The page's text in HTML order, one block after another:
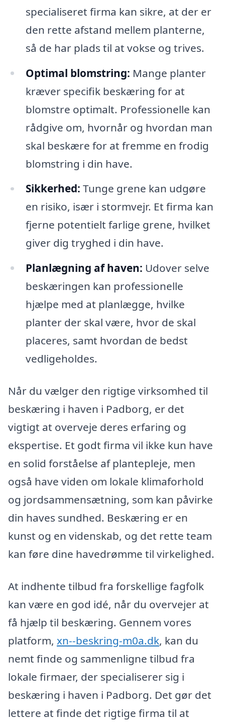
specialiseret firma kan sikre, at der er
den rette afstand mellem planterne,
så de har plads til at vokse og trives.
Optimal blomstring: Mange planter
kræver specifik beskæring for at
blomstre optimalt. Professionelle kan
rådgive om, hvornår og hvordan man
skal beskære for at fremme en frodig
blomstring i din have.
Sikkerhed: Tunge grene kan udgøre
en risiko, især i stormvejr. Et firma kan
fjerne potentielt farlige grene, hvilket
giver dig tryghed i din have.
Planlægning af haven: Udover selve
beskæringen kan professionelle
hjælpe med at planlægge, hvilke
planter der skal være, hvor de skal
placeres, samt hvordan de bedst
vedligeholdes.
Når du vælger den rigtige virksomhed til
beskæring i haven i Padborg, er det
vigtigt at overveje deres erfaring og
ekspertise. Et godt firma vil ikke kun have
en solid forståelse af plantepleje, men
også have viden om lokale klimaforhold
og jordsammensætning, som kan påvirke
din haves sundhed. Beskæring er en
kunst og en videnskab, og det rette team
kan føre dine havedrømme til virkelighed.
At indhente tilbud fra forskellige fagfolk
kan være en god idé, når du overvejer at
få hjælp til beskæring. Gennem vores
platform, xn--beskring-m0a.dk, kan du
nemt finde og sammenligne tilbud fra
lokale firmaer, der specialiserer sig i
beskæring i haven i Padborg. Det gør det
lettere at finde det rigtige firma til at